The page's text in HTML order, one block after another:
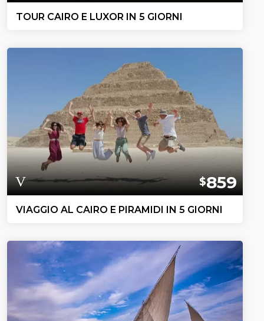
TOUR CAIRO E LUXOR IN 5 GIORNI
$859
VIAGGIO AL CAIRO E PIRAMIDI IN 5 GIORNI